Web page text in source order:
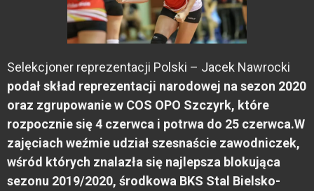
Selekcjoner reprezentacji Polski – Jacek Nawrocki
podał skład reprezentacji narodowej na sezon 2020
oraz zgrupowanie w COS OPO Szczyrk, które
rozpocznie się 4 czerwca i potrwa do 25 czerwca.W
zajęciach weźmie udział szesnaście zawodniczek,
wśród których znalazła się najlepsza blokująca
sezonu 2019/2020, środkowa BKS Stal Bielsko-